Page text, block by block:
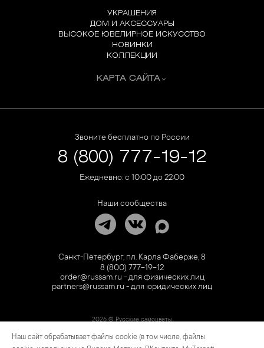
УКРАШЕНИЯ
ДОМ И АКСЕССУАРЫ
ВЫСОКОЕ ЮВЕЛИРНОЕ ИСКУССТВО
НОВИНКИ
КОЛЛЕКЦИИ
КАРТА САЙТА
Звоните бесплатно по России
8 (800) 777-19-12
Ежедневно: с 10:00 до 22:00
Наши сообщества
Санкт-Петербург, пл. Карла Фаберже, 8
8 (800) 777-19-12
order@russam.ru - для физических лиц
partners@russam.ru - для юридических лиц
2026 © Русские самоцветы
Предложение не является публичной офертой. Цены на сайте и в розничной сети
Наш сайт обрабатывает файлы cookie (в том числе, файлы